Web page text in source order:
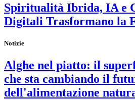
Spiritualità Ibrida, IA e
Digitali Trasformano la
Notizie
Alghe nel piatto: il
che sta cambiando il
dell'alimentazione